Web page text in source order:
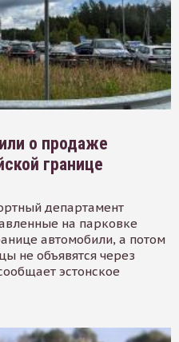
о продаже
границе
департамент
на парковке
автомобили, а потом
не объявятся через
эстонское